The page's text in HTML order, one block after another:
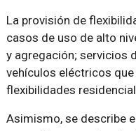
La provisión de
casos de uso de alto
y agregación; servicios
vehículos eléctricos
flexibilidades
Asimismo, se describe